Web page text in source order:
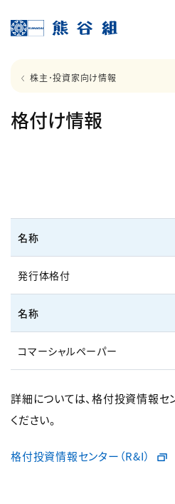
株主･投資家向け情報
格付け情報
名称
発行体格付
名称
コマーシャルペーパー
詳細については、格付投資情報セ
ください。
格付投資情報センター（R&I）